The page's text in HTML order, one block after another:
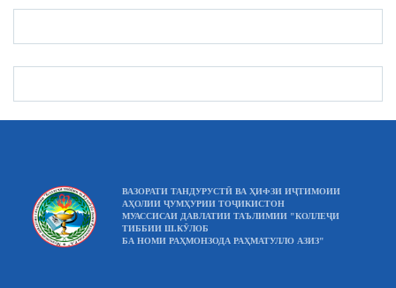
ВАЗОРАТИ ТАНДУРУСТӢ ВА ҲИФЗИ ИҶТИМОИИ
АҲОЛИИ ҶУМҲУРИИ ТОҶИКИСТОН
МУАССИСАИ ДАВЛАТИИ ТАЪЛИМИИ "КОЛЛЕҶИ
ТИББИИ Ш.КӮЛОБ
БА НОМИ РАҲМОНЗОДА РАҲМАТУЛЛО АЗИЗ"